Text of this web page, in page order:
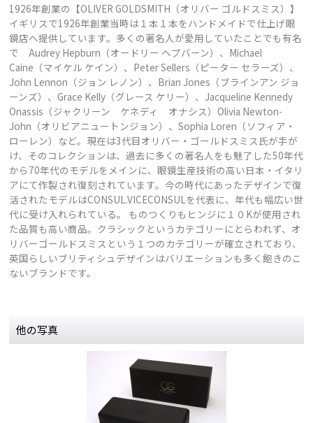
1926年創業の【OLIVER GOLDSMITH（オリバー ゴルドスミス）】
イギリスで1926年創業当時は１本１本をハンドメイドで仕上げ眼
鏡店へ提供しています。多くの著名人が愛用していたことでも有名
で Audrey Hepburn（オードリー ヘプバーン）、Michael
Caine（マイケル ケイン）、Peter Sellers（ピーター セラーズ）、
John Lennon（ジョン レノン）、Brian Jones（ブラインアン ジョ
ーンズ）、Grace Kelly（グレース ケリー）、Jacqueline Kennedy
Onassis（ジャクリーン ケネディ オナシス）Olivia Newton-
John（オリビアニュートンジョン）、Sophia Loren（ソフィア・
ローレン）など。現在は3代目オリバー・ゴールドスミス氏が手が
け、そのコレクションは、過去に多くの著名人をも魅了した50年代
から70年代のモデルをメインに、眼鏡生産技術の高い日本・イタリ
アにて作製され復刻されています。今の時代にあったデザインで復
活されたモデルはCONSUL.VICECONSULを代表に、年代も幅広い世
代に受け入れられている。 ものつくりもヒンジに１０Kが使用され
た品質も高い商品。クラシックというカテゴリーにとらわれず、オ
リバーゴールドスミスという１つのカテゴリーが確立されており、
英国らしいブリティシュデザインはバリエーションも多く飽きのこ
ないブランドです。
他の写真